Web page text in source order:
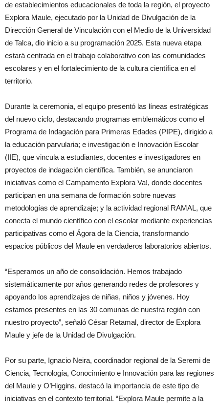
de establecimientos educacionales de toda la región, el proyecto
Explora Maule, ejecutado por la Unidad de Divulgación de la
Dirección General de Vinculación con el Medio de la Universidad
de Talca, dio inicio a su programación 2025. Esta nueva etapa
estará centrada en el trabajo colaborativo con las comunidades
escolares y en el fortalecimiento de la cultura científica en el
territorio.
Durante la ceremonia, el equipo presentó las líneas estratégicas
del nuevo ciclo, destacando programas emblemáticos como el
Programa de Indagación para Primeras Edades (PIPE), dirigido a
la educación parvularia; e investigación e Innovación Escolar
(IIE), que vincula a estudiantes, docentes e investigadores en
proyectos de indagación científica. También, se anunciaron
iniciativas como el Campamento Explora Va!, donde docentes
participan en una semana de formación sobre nuevas
metodologías de aprendizaje; y la actividad regional RAMAL, que
conecta el mundo científico con el escolar mediante experiencias
participativas como el Ágora de la Ciencia, transformando
espacios públicos del Maule en verdaderos laboratorios abiertos.
“Esperamos un año de consolidación. Hemos trabajado
sistemáticamente por años generando redes de profesores y
apoyando los aprendizajes de niñas, niños y jóvenes. Hoy
estamos presentes en las 30 comunas de nuestra región con
nuestro proyecto”, señaló César Retamal, director de Explora
Maule y jefe de la Unidad de Divulgación.
Por su parte, Ignacio Neira, coordinador regional de la Seremi de
Ciencia, Tecnología, Conocimiento e Innovación para las regiones
del Maule y O’Higgins, destacó la importancia de este tipo de
iniciativas en el contexto territorial. “Explora Maule permite a la